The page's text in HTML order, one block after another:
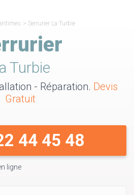
> Serrurier La Turbie
Turbie
- Réparation. Devis
Gratuit
44 45 48
ligne